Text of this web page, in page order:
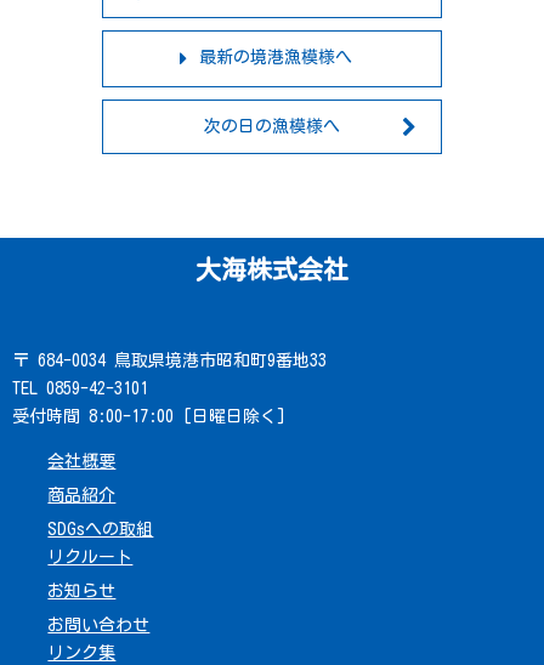
最新の境港漁模様へ
次の日の漁模様へ
大海株式会社
〒 684-0034 鳥取県境港市昭和町9番地33
TEL 0859-42-3101
受付時間 8:00-17:00 [日曜日除く]
会社概要
商品紹介
SDGsへの取組
リクルート
お知らせ
お問い合わせ
リンク集